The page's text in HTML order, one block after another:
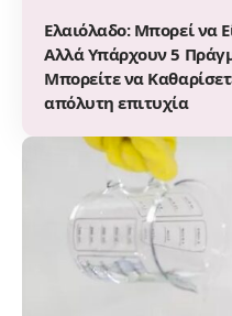
Ελαιόλαδο: Μπορεί να
Αλλά Υπάρχουν 5
Μπορείτε να
απόλυτη επιτυχία